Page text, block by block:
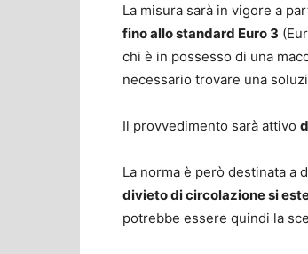
La misura sarà in vigore a
fino allo standard Euro 3
chi è in possesso di una
necessario trovare una
Il provvedimento sarà attivo
La norma è però destinata a
divieto di circolazione si
potrebbe essere quindi la